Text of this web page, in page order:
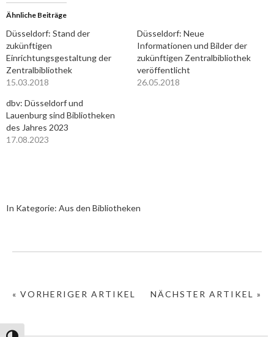
Ähnliche Beiträge
Düsseldorf: Stand der
zukünftigen
Einrichtungsgestaltung der
Zentralbibliothek
15.03.2018
Düsseldorf: Neue
Informationen und Bilder der
zukünftigen Zentralbibliothek
veröffentlicht
26.05.2018
dbv: Düsseldorf und
Lauenburg sind Bibliotheken
des Jahres 2023
17.08.2023
In Kategorie: Aus den Bibliotheken
NÄCHSTER ARTIKEL »
« VORHERIGER ARTIKEL